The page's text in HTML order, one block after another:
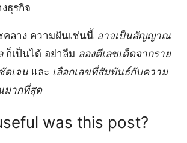
ธุรกิจ
ลาง ความฝันเช่นนี้ อาจเป็นสัญญาณ
ก็เป็นได้ อย่าลืม ลองตีเลขเด็ดจากราย
ดเจน และ เลือกเลขที่สัมพันธ์กับความ
มากที่สุด
was this post?